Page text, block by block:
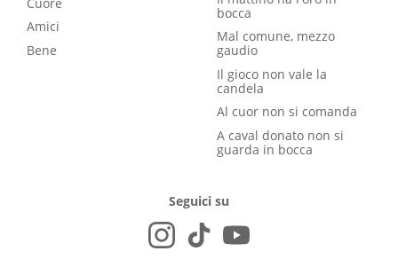
Amici
Bene
bocca
Mal comune, mezzo
gaudio
Il gioco non vale la
candela
Al cuor non si comanda
A caval donato non si
guarda in bocca
Seguici su